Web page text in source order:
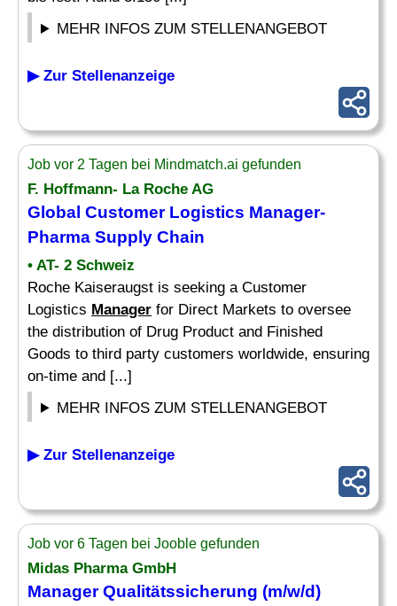
MEHR INFOS ZUM STELLENANGEBOT
▶ Zur Stellenanzeige
Job vor 2 Tagen bei Mindmatch.ai gefunden
F. Hoffmann- La Roche AG
Global Customer Logistics Manager-
Pharma Supply Chain
• AT- 2 Schweiz
Roche Kaiseraugst is seeking a Customer
Logistics Manager for Direct Markets to oversee
the distribution of Drug Product and Finished
Goods to third party customers worldwide, ensuring
on-time and [...]
MEHR INFOS ZUM STELLENANGEBOT
▶ Zur Stellenanzeige
Job vor 6 Tagen bei Jooble gefunden
Midas PharmaGmbH
ManagerQualitätssicherung (m/w/d)